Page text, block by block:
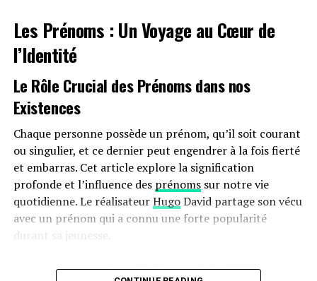
bonus écologique pour les utilitaires et sa diminution
pour les particuliers pourraient freiner cet élan vers
une adoption plus large.
Avenir Prometteur Pour La Mobilité
Électrique
Malgré ces obstacles potentiels, il existe un optimisme
quant au futur de la mobilité électrique dans le milieu
professionnel. Les avancées technologiques continues
ainsi qu’un engagement croissant envers la durabilité
devraient continuer à favoriser cette tendance vers une
adoption accrue des véhicules écologiques.
Les Prénoms : Un Voyage au Cœur de
l’Identité
Le Rôle Crucial des Prénoms dans nos
Existences
Chaque personne possède un prénom, qu’il soit courant
ou singulier, et ce dernier peut engendrer à la fois fierté
et embarras. Cet article explore la signification
profonde et l’influence des prénomssur notre vie
quotidienne. Le réalisateurHugoDavid partage son vécu
avec un prénom qui a connu une forte popularité
durant sa jeunesse.
une Naissance Sous le Signe de la Célébrité